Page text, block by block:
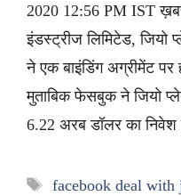
2020 12:56 PM IST
इंडस्ट्रीज लिमिटेड, जियो
ने एक बाइंडिंग अग्रीमेंट पर
मुताबिक फेसबुक ने जियो
6.22 अरब डॉलर का
Tags
facebook deal with